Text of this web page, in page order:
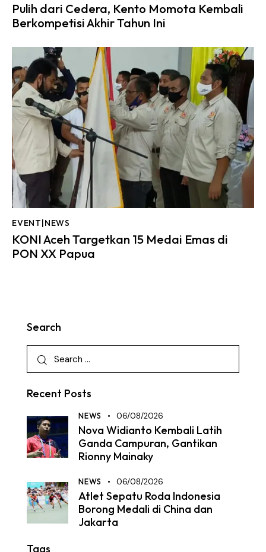
Pulih dari Cedera, Kento Momota Kembali
Berkompetisi Akhir Tahun Ini
EVENT|NEWS
KONI Aceh Targetkan 15 Medai Emas di
PON XX Papua
Search
Recent Posts
NEWS 06/08/2026
Nova Widianto Kembali Latih
Ganda Campuran, Gantikan
Rionny Mainaky
NEWS 06/08/2026
Atlet Sepatu Roda Indonesia
Borong Medali di China dan
Jakarta
Tags